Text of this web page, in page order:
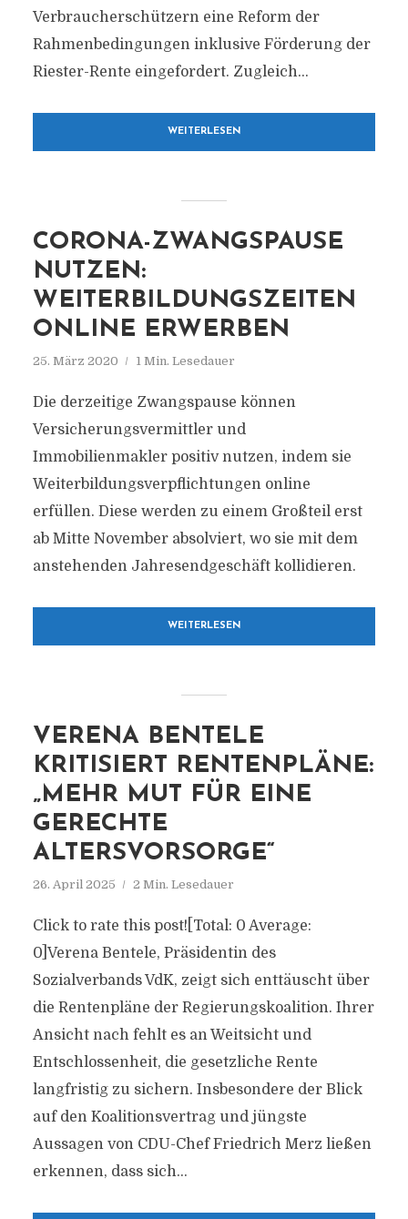
Verbraucherschützern eine Reform der
Rahmenbedingungen inklusive Förderung der
Riester-Rente eingefordert. Zugleich...
WEITERLESEN
CORONA-ZWANGSPAUSE
NUTZEN:
WEITERBILDUNGSZEITEN
ONLINE ERWERBEN
25. März 2020 1 Min. Lesedauer
Die derzeitige Zwangspause können
Versicherungsvermittler und
Immobilienmakler positiv nutzen, indem sie
Weiterbildungsverpflichtungen online
erfüllen. Diese werden zu einem Großteil erst
ab Mitte November absolviert, wo sie mit dem
anstehenden Jahresendgeschäft kollidieren.
WEITERLESEN
VERENA BENTELE
KRITISIERT RENTENPLÄNE:
„MEHR MUT FÜR EINE
GERECHTE
ALTERSVORSORGE“
26. April 2025 2 Min. Lesedauer
Click to rate this post![Total: 0 Average:
0]Verena Bentele, Präsidentin des
Sozialverbands VdK, zeigt sich enttäuscht über
die Rentenpläne der Regierungskoalition. Ihrer
Ansicht nach fehlt es an Weitsicht und
Entschlossenheit, die gesetzliche Rente
langfristig zu sichern. Insbesondere der Blick
auf den Koalitionsvertrag und jüngste
Aussagen von CDU-Chef Friedrich Merz ließen
erkennen, dass sich...